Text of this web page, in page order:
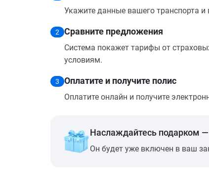
Укажите данные вашего транспорта и
2 Сравните предложения
Система покажет тарифы от
условиям.
3 Оплатите и получите полис
Оплатите онлайн и получите
Наслаждайтесь подарком
Он будет уже включен в ваш